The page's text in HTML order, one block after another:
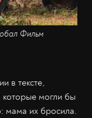
Фильм
в тексте,
которые могли бы
мама их бросила.